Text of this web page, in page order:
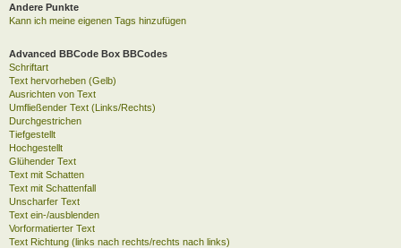
Andere Punkte
Kann ich meine eigenen Tags hinzufügen
Advanced BBCode Box BBCodes
Schriftart
Text hervorheben (Gelb)
Ausrichten von Text
Umfließender Text (Links/Rechts)
Durchgestrichen
Tiefgestellt
Hochgestellt
Glühender Text
Text mit Schatten
Text mit Schattenfall
Unscharfer Text
Text ein-/ausblenden
Vorformatierter Text
Text Richtung (links nach rechts/rechts nach links)